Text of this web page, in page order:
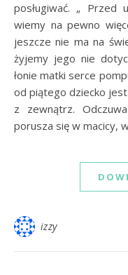
posługiwać. „ Przed
wiemy na pewno
jeszcze nie ma na
żyjemy jego nie
łonie matki serce
od piątego dziecko
z zewnątrz.
porusza się w macicy,
izzy